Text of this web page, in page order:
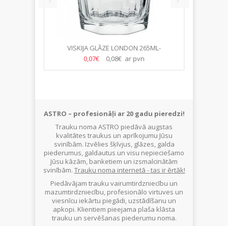
VISKIJA GLĀZE LONDON 265ML-
(24GAB/KASTE)
0,07€ 0,08€ ar pvn
ASTRO – profesionāļi ar 20 gadu pieredzi!
Trauku noma ASTRO piedāvā augstas
kvalitātes traukus un aprīkojumu Jūsu
svinībām. Izvēlies šķīvjus, glāzes, galda
piederumus, galdautus un visu nepieciešamo
Jūsu kāzām, banketiem un izsmalcinātām
svinībām. Trauku noma internetā - tas ir ērtāk!
Piedāvājam trauku vairumtirdzniecību un
mazumtirdzniecību, profesionālo virtuves un
viesnīcu iekārtu piegādi, uzstādīšanu un
apkopi. Klientiem pieejama plaša klāsta
trauku un servēšanas piederumu noma.